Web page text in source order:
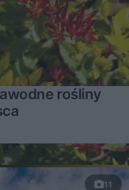
rośliny
11